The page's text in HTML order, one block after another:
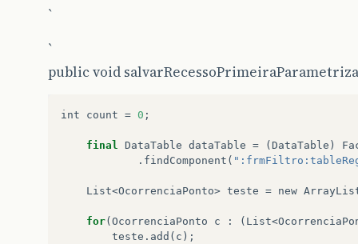
`
`
public void
int count = 0 ;
final DataTable dataTable = ( DataTable )
. findComponent (
List<OcorrenciaPonto> teste = new
for( OcorrenciaPonto c : ( List<
teste . add ( c );